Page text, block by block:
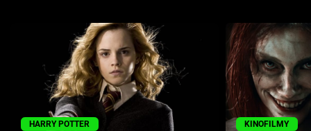
HARRY POTTER KINOFILMY